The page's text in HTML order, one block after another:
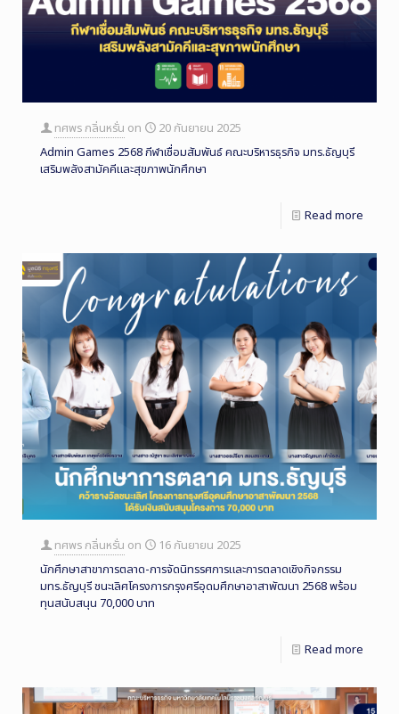
ทศพร กลิ่นหรั่น on
20 กันยายน 2025
Admin Games 2568 กีฬาเชื่อมสัมพันธ์ คณะบริหารธุรกิจ มทร.ธัญบุรี
เสริมพลังสามัคคีและสุขภาพนักศึกษา
Read more
ทศพร กลิ่นหรั่น on
16 กันยายน 2025
นักศึกษาสาขาการตลาด-การจัดนิทรรศการและการตลาดเชิงกิจกรรม
มทร.ธัญบุรี ชนะเลิศโครงการกรุงศรีอุดมศึกษาอาสาพัฒนา 2568 พร้อม
ทุนสนับสนุน 70,000 บาท
Read more